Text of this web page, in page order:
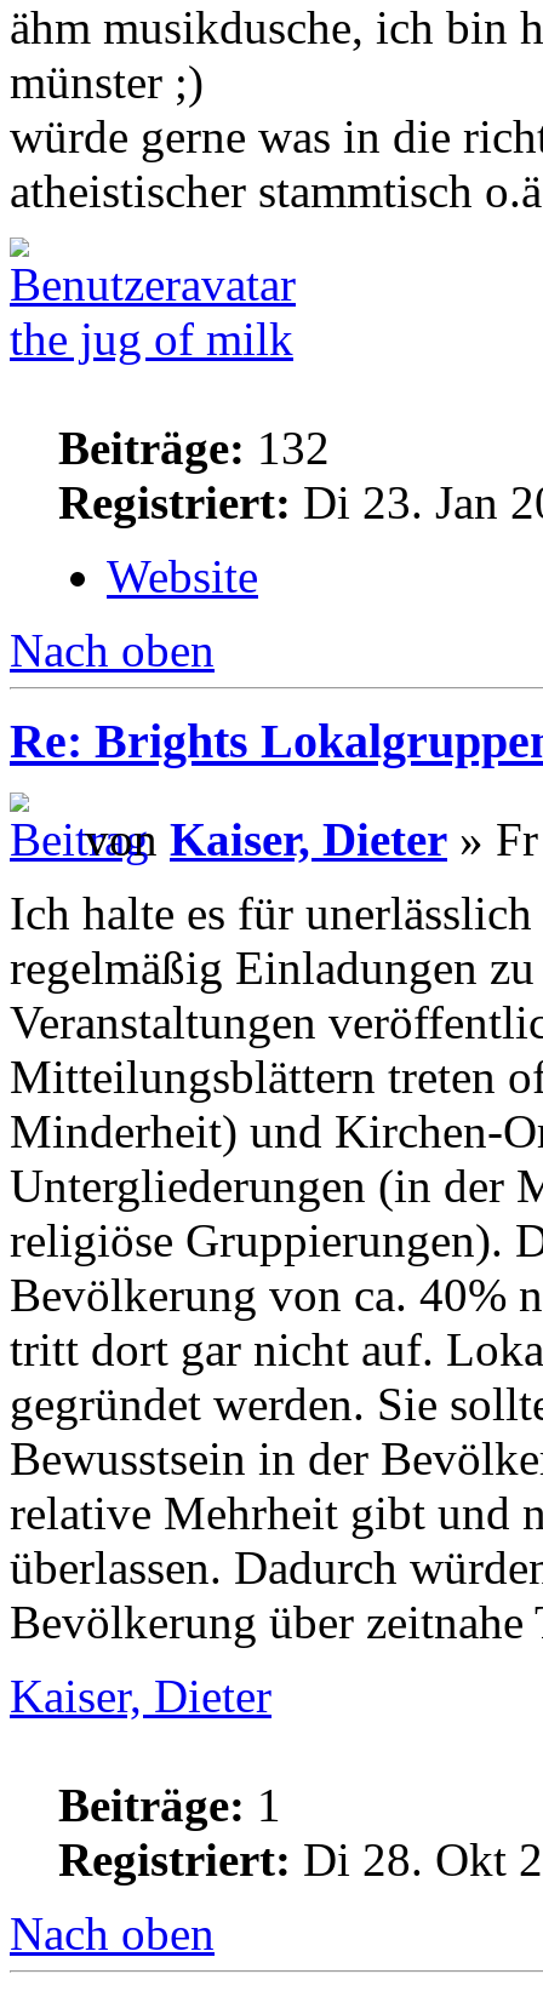
ähm musikdusche, ich bin
münster ;)
würde gerne was in die
atheistischer stammtisch
the jug of milk
Beiträge: 132
Registriert: Di 23. Jan
Website
Nach oben
Re: Brights
von Kaiser, Dieter »
Ich halte es für
regelmäßig Einladungen
Veranstaltungen
Mitteilungsblättern treten
Minderheit) und Kirchen-
Untergliederungen (in der
religiöse Gruppierungen).
Bevölkerung von ca. 40%
tritt dort gar nicht auf.
gegründet werden. Sie
Bewusstsein in der
relative Mehrheit gibt und
überlassen. Dadurch
Bevölkerung über zeitnahe
Kaiser, Dieter
Beiträge: 1
Registriert: Di 28. Okt
Nach oben